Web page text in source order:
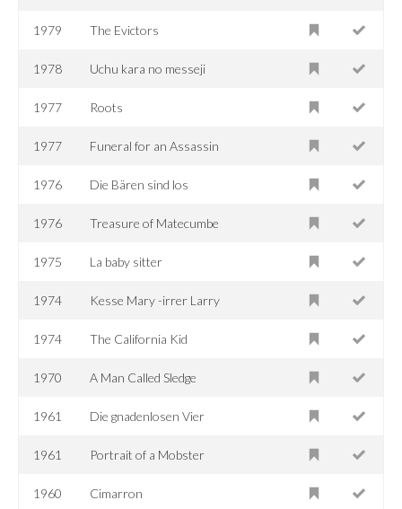
1979 The Evictors
1978 Uchu kara no messeji
1977 Roots
1977 Funeral for an Assassin
1976 Die Bären sind los
1976 Treasure of Matecumbe
1975 La baby sitter
1974 Kesse Mary -irrer Larry
1974 The California Kid
1970 A Man Called Sledge
1961 Die gnadenlosen Vier
1961 Portrait of a Mobster
1960 Cimarron